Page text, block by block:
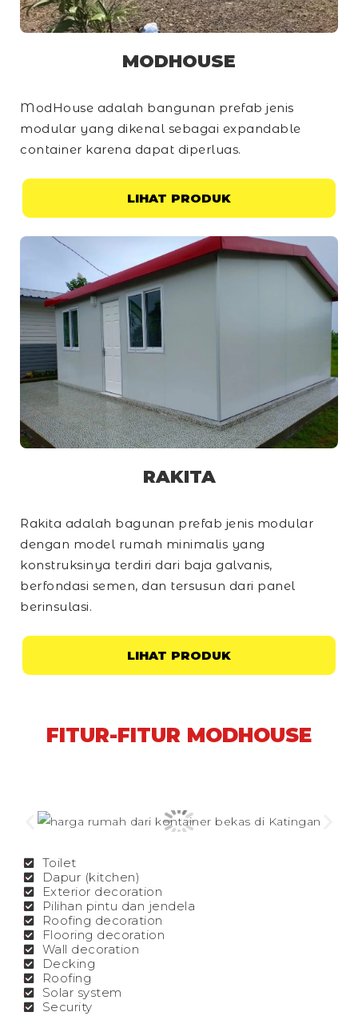
MODHOUSE
ModHouse adalah bangunan prefab jenis
modular yang dikenal sebagai expandable
container karena dapat diperluas.
LIHAT PRODUK
RAKITA
Rakita adalah bagunan prefab jenis modular
dengan model rumah minimalis yang
konstruksinya terdiri dari baja galvanis,
berfondasi semen, dan tersusun dari panel
berinsulasi.
LIHAT PRODUK
FITUR-FITUR MODHOUSE
Toilet
Dapur (kitchen)
Exterior decoration
Pilihan pintu dan jendela
Roofing decoration
Flooring decoration
Wall decoration
Decking
Roofing
Solar system
Security